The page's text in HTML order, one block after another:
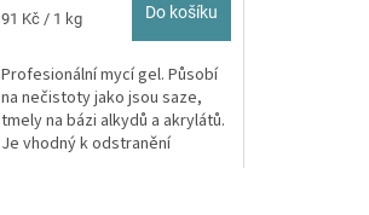
Měrná
91 Kč / 1 kg Do košíku
Profesionální mycí gel. Působí
na nečistoty jako jsou saze,
tmely na bázi alkydů a akrylátů.
Je vhodný k odstranění